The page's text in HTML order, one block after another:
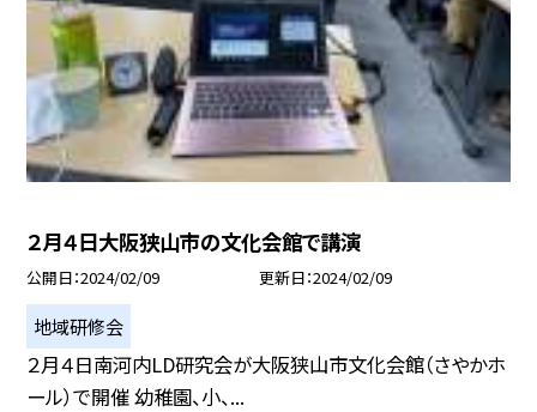
２月４日大阪狭山市の文化会館で講演
公開日 2024/02/09 更新日 2024/02/09
地域研修会
２月４日南河内LD研究会が大阪狭山市文化会館（さやかホ
ール）で開催 幼稚園、小、...